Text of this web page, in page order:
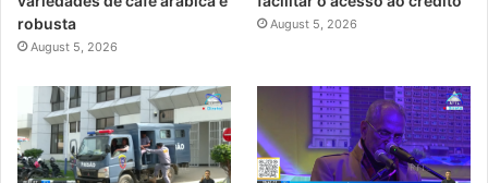
robusta
August 5, 2026
August 5, 2026